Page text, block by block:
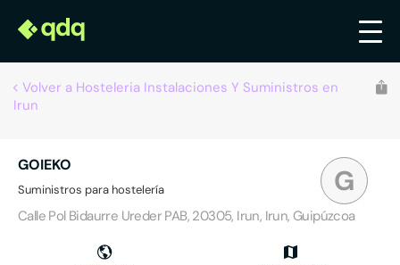
Volver a Hosteleria Instalaciones Y Suministros en
Irun
G
GOIEKO
Suministros para hostelería
Calle Pol Bidaurre Ureder PAB, 20305, Irun, Irun, Guipúzcoa